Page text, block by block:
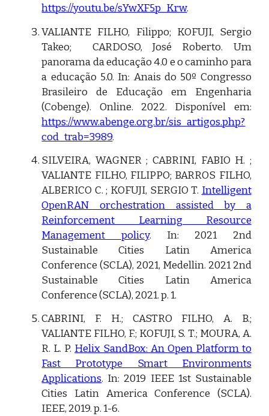
https://youtu.be/sYwXF5p_Krw.
VALIANTE FILHO, Filippo; KOFUJI, Sergio
Takeo; CARDOSO, José Roberto. Um
panorama da educação 4.0 e o caminho para
a educação 5.0. In: Anais do 50º Congresso
Brasileiro de Educação em Engenharia
(Cobenge). Online. 2022. Disponível em:
https://www.abenge.org.br/sis_artigos.php?
cod_trab=3989.
SILVEIRA, WAGNER ; CABRINI, FABIO H. ;
VALIANTE FILHO, FILIPPO; BARROS FILHO,
ALBERICO C. ; KOFUJI, SERGIO T. Intelligent
OpenRAN orchestration assisted by a
Reinforcement Learning Resource
Management policy. In: 2021 2nd
Sustainable Cities Latin America
Conference (SCLA), 2021, Medellin. 2021 2nd
Sustainable Cities Latin America
Conference (SCLA), 2021. p. 1.
CABRINI, F. H.; CASTRO FILHO, A. B.;
VALIANTE FILHO, F.; KOFUJI, S. T.; MOURA, A.
R. L. P. Helix SandBox: An Open Platform to
Fast Prototype Smart Environments
Applications. In: 2019 IEEE 1st Sustainable
Cities Latin America Conference (SCLA).
IEEE, 2019. p. 1-6.